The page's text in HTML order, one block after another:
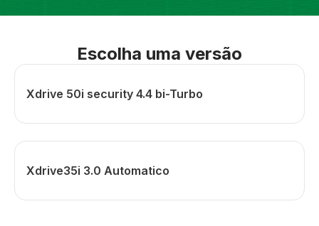
Escolha uma versão
Xdrive 50i security 4.4 bi-Turbo
Xdrive35i 3.0 Automatico